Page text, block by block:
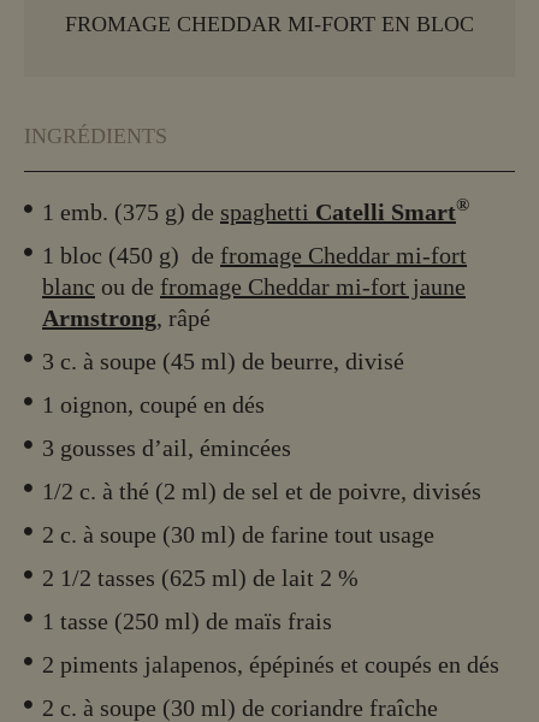
FROMAGE CHEDDAR MI-FORT EN BLOC
INGRÉDIENTS
1 emb. (375 g) de spaghetti Catelli Smart®
1 bloc (450 g) de fromage Cheddar mi-fort
blanc ou de fromage Cheddar mi-fort jaune
Armstrong, râpé
3 c. à soupe (45 ml) de beurre, divisé
1 oignon, coupé en dés
3 gousses d’ail, émincées
1/2 c. à thé (2 ml) de sel et de poivre, divisés
2 c. à soupe (30 ml) de farine tout usage
2 1/2 tasses (625 ml) de lait 2 %
1 tasse (250 ml) de maïs frais
2 piments jalapenos, épépinés et coupés en dés
2 c. à soupe (30 ml) de coriandre fraîche